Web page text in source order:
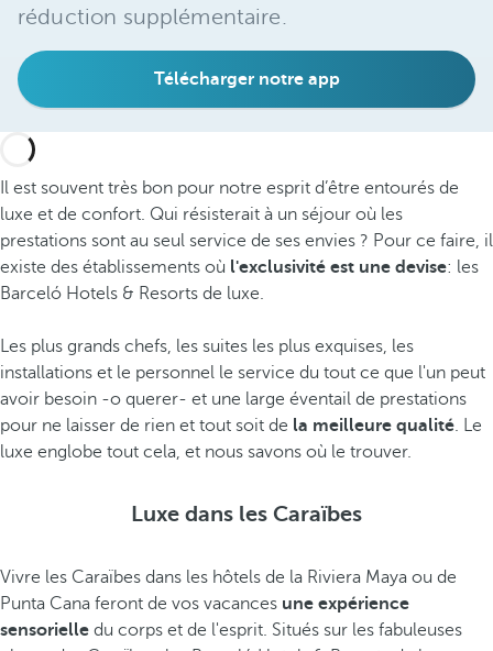
réduction supplémentaire.
Télécharger notre app
Il est souvent très bon pour notre esprit d’être entourés de
luxe et de confort. Qui résisterait à un séjour où les
prestations sont au seul service de ses envies ? Pour ce faire, il
existe des établissements où l'exclusivité est une devise: les
Barceló Hotels & Resorts de luxe.
Les plus grands chefs, les suites les plus exquises, les
installations et le personnel le service du tout ce que l'un peut
avoir besoin -o querer- et une large éventail de prestations
pour ne laisser de rien et tout soit de la meilleure qualité. Le
luxe englobe tout cela, et nous savons où le trouver.
Luxe dans les Caraïbes
Vivre les Caraïbes dans les hôtels de la Riviera Maya ou de
Punta Cana feront de vos vacances une expérience
sensorielle du corps et de l'esprit. Situés sur les fabuleuses